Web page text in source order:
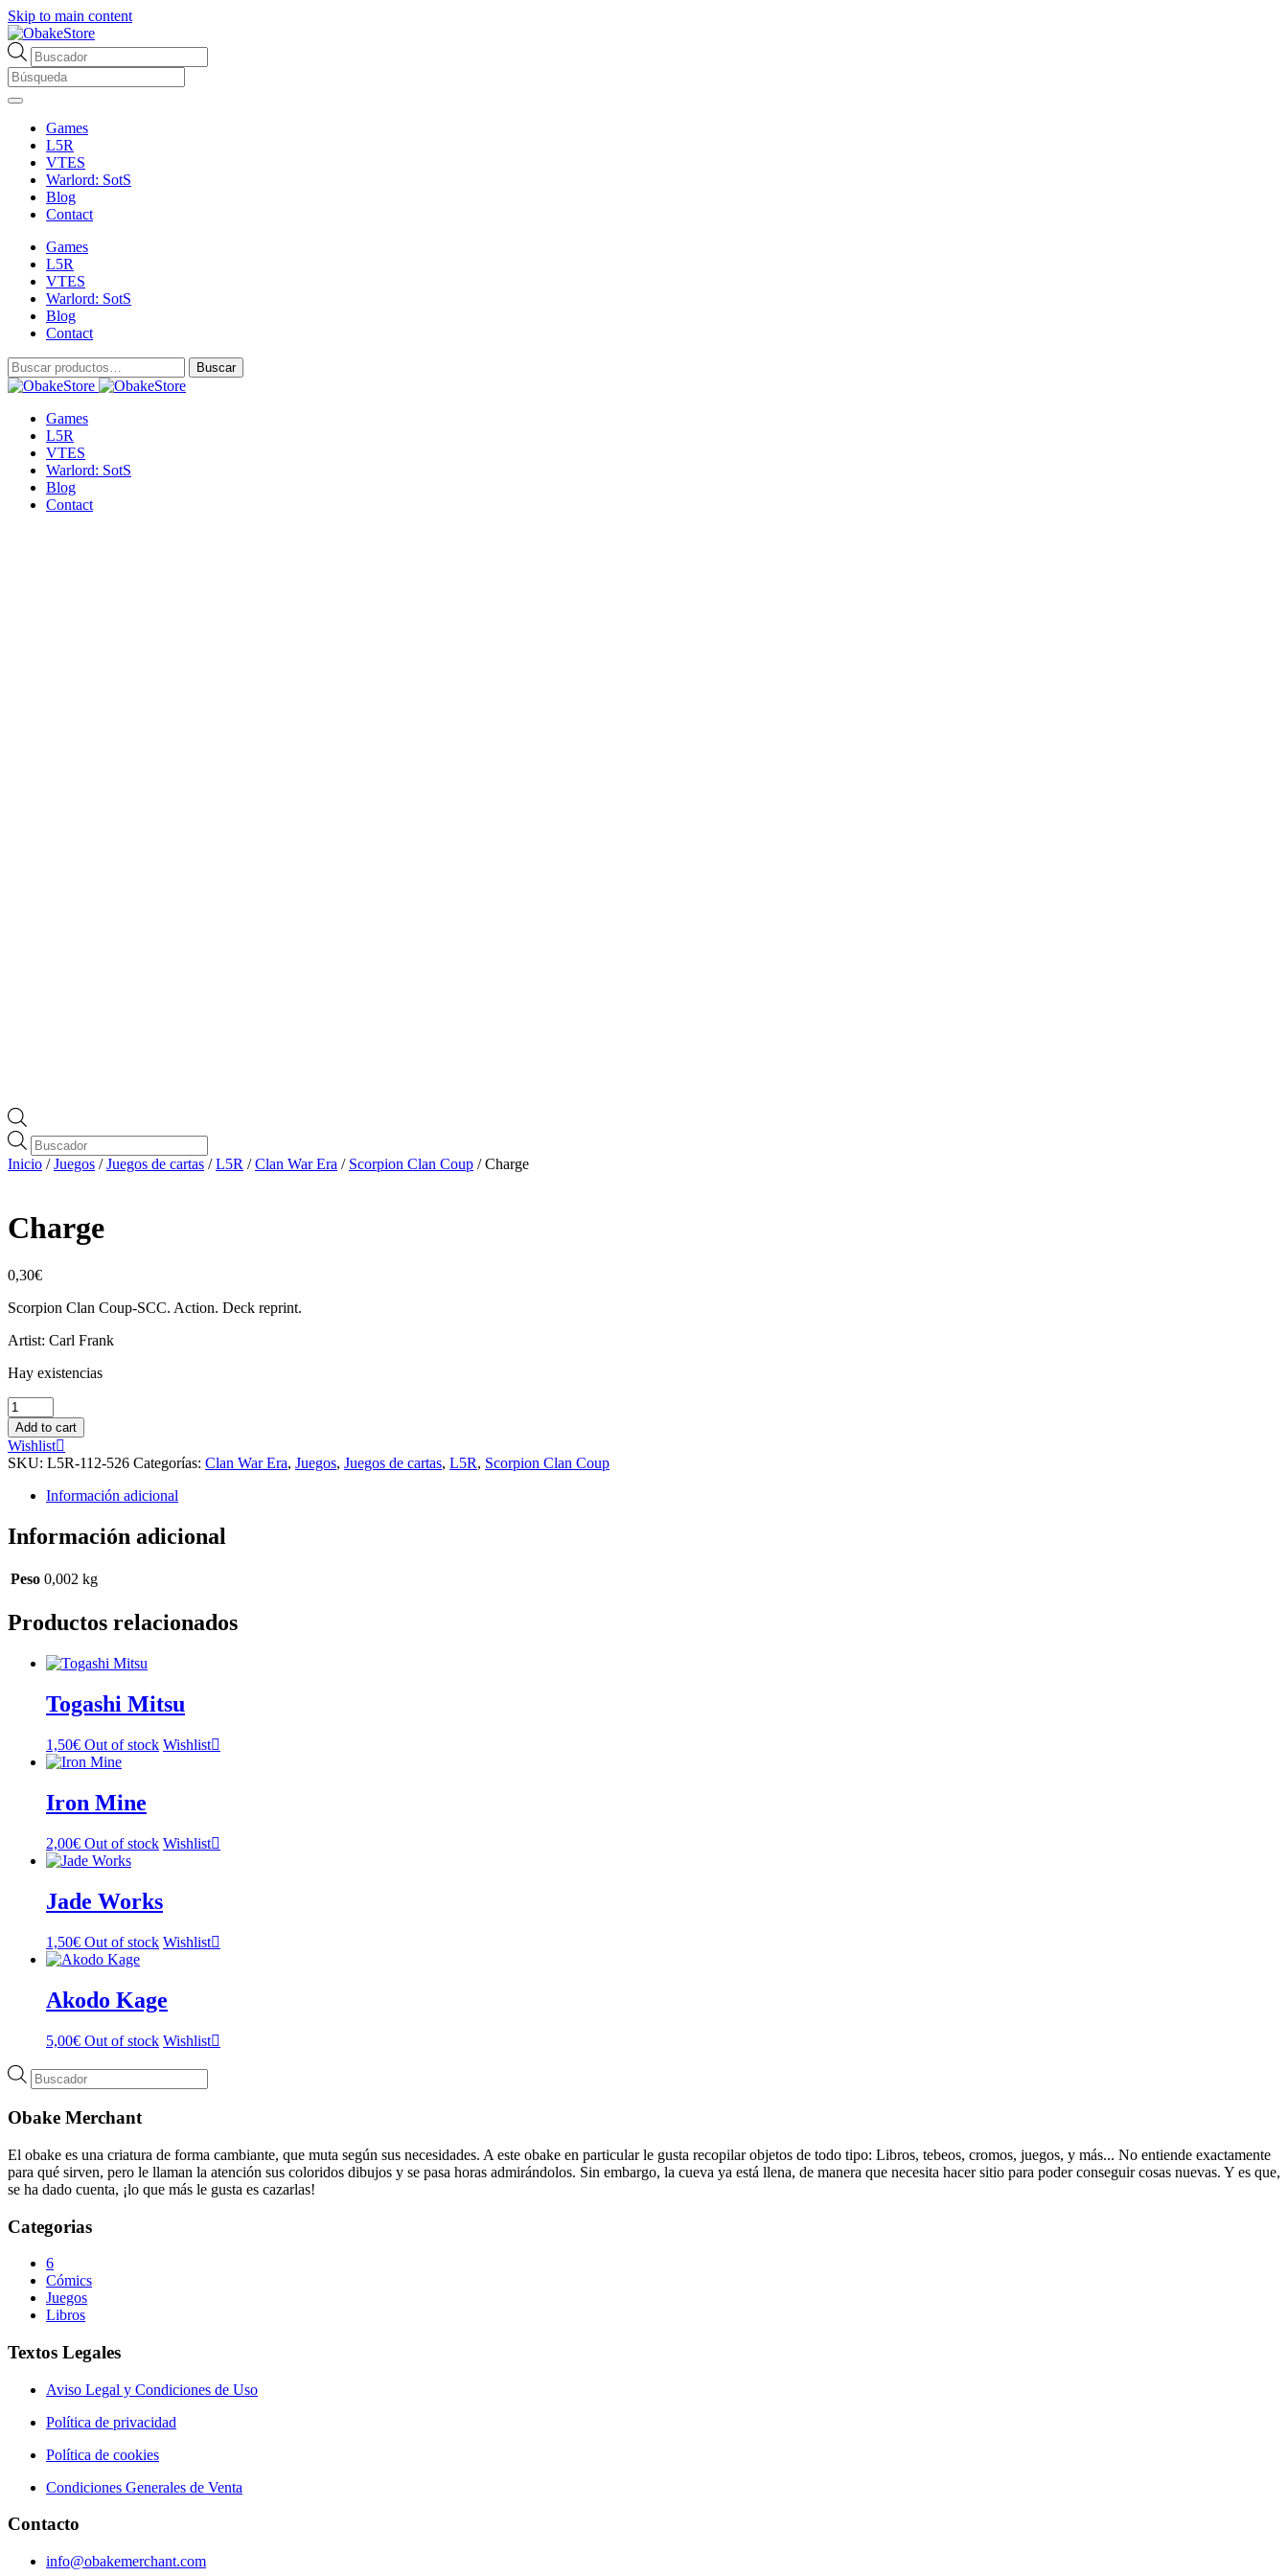
Skip to main content
Búsqueda
de
productos
Games
L5R
VTES
Warlord: SotS
Blog
Contact
Games
L5R
VTES
Warlord: SotS
Blog
Contact
Buscar
por:
Buscar
Games
L5R
VTES
Warlord: SotS
Blog
Contact
Búsqueda
de
productos
Inicio /Juegos /Juegos de cartas /L5R /Clan War Era / Scorpion Clan Coup / Charge
Charge
0,30€
Scorpion Clan Coup-SCC. Action. Deck reprint.
Artist: Carl Frank
Hay existencias
Charge
cantidad
Add to cart
Wishlist
SKU: L5R-112-526 Categorías: Clan War Era, Juegos, Juegos de cartas, L5R, Scorpion Clan Coup
Información adicional
Información adicional
Peso 0,002 kg
Productos relacionados
Togashi Mitsu
1,50€ Out of stock Wishlist
Iron Mine
2,00€ Out of stock Wishlist
Jade Works
1,50€ Out of stock Wishlist
Akodo Kage
5,00€ Out of stock Wishlist
Búsqueda
de
Obake Merchant
El obake es una criatura de forma cambiante, que muta según sus necesidades. A este obake en particular le gusta recopilar objetos de todo tipo: Libros, tebeos, cromos, juegos, y más... No entiende exactamente
para qué sirven, pero le llaman la atención sus coloridos dibujos y se pasa horas admirándolos. Sin embargo, la cueva ya está llena, de manera que necesita hacer sitio para poder conseguir cosas nuevas. Y es que,
se ha dado cuenta, ¡lo que más le gusta es cazarlas!
Categorias
6
Cómics
Juegos
Libros
Textos Legales
Aviso Legal y Condiciones de Uso
Política de privacidad
Política de cookies
Condiciones Generales de Venta
Contacto
info@obakemerchant.com